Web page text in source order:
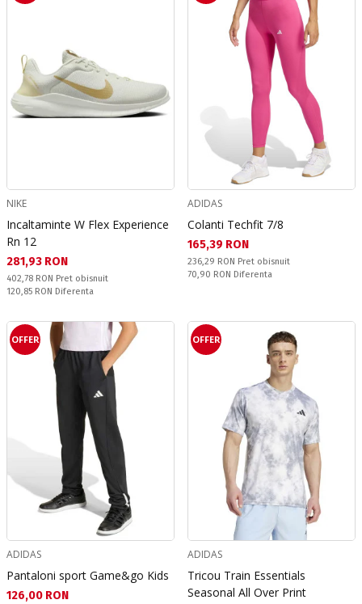
NIKE
Incaltaminte W Flex Experience
Rn 12
Текуща цена:
281,93 RON
Pret obisnuit:
402,78 RON Pret obisnuit
Спестявате:
120,85 RON Diferenta
ADIDAS
Colanti Techfit 7/8
Текуща цена:
165,39 RON
Pret obisnuit:
236,29 RON Pret obisnuit
Спестявате:
70,90 RON Diferenta
OFFER
ADIDAS
Pantaloni sport Game&go Kids
Текуща цена:
126,00 RON
OFFER
ADIDAS
Tricou Train Essentials
Seasonal All Over Print